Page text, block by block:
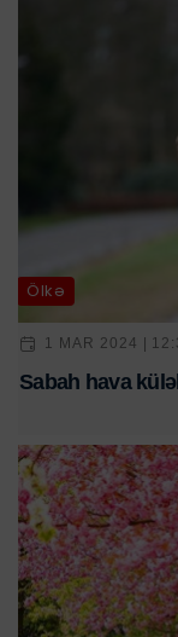
Ölkə
1 MAR 2024 |
Sabah hava